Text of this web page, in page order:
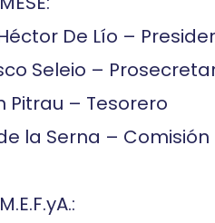
De Lío –
Seleio –
Pitrau – Tesorero
la Serna – Comisión